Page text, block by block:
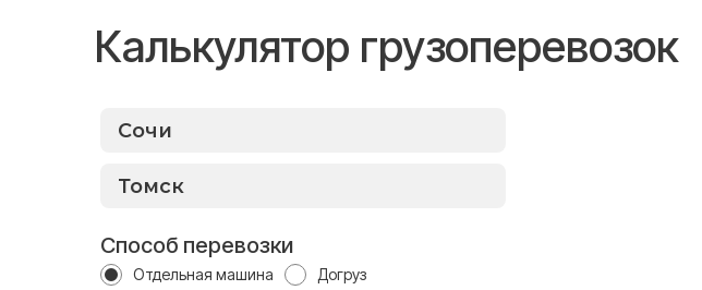
Калькулятор грузоперевозок
Способ перевозки
Отдельная машина Догруз